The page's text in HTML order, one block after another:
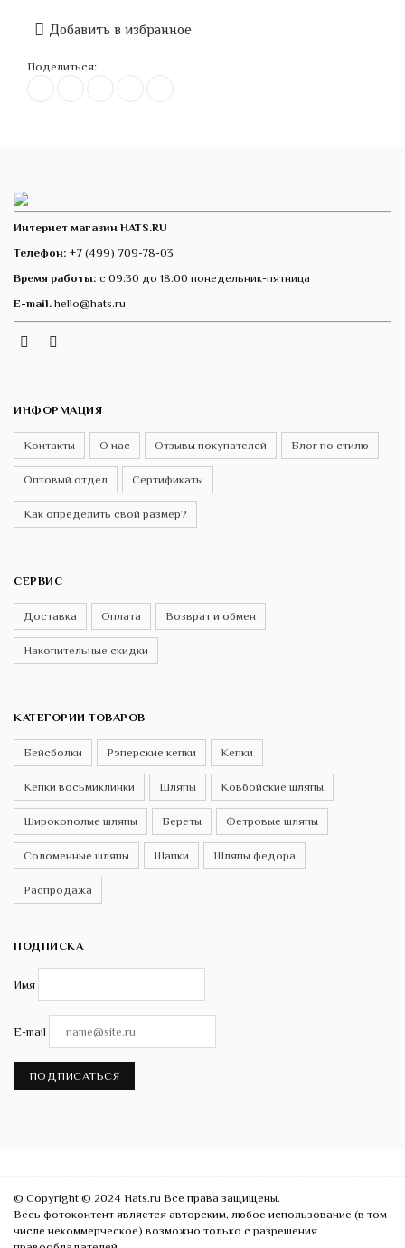
Добавить в избранное
Поделиться:
Интернет магазин HATS.RU
Телефон: +7 (499) 709-78-03
Время работы: с 09:30 до 18:00 понедельник-пятница
E-mail. hello@hats.ru
Instagram
ИНФОРМАЦИЯ
Контакты О нас Отзывы покупателей Блог по стилю
Оптовый отдел Сертификаты
Как определить свой размер?
СЕРВИС
Доставка Оплата Возврат и обмен
Накопительные скидки
КАТЕГОРИИ ТОВАРОВ
Бейсболки Рэперские кепки Кепки
Кепки восьмиклинки Шляпы Ковбойские шляпы
Широкополые шляпы Береты Фетровые шляпы
Соломенные шляпы Шапки Шляпы федора
Распродажа
ПОДПИСКА
Имя
E-mail
ПОДПИСАТЬСЯ
© Copyright © 2024 Hats.ru Все права защищены.
Весь фотоконтент является авторским, любое использование (в том
числе некоммерческое) возможно только с разрешения